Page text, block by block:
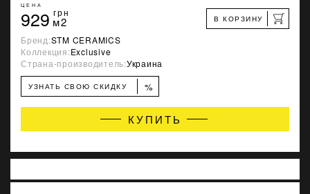
ЦЕНА
929 грн
м2 В КОРЗИНУ
Бренд:STM CERAMICS
Коллекция:Exclusive
Страна-производитель:Украина
УЗНАТЬ СВОЮ СКИДКУ %
КУПИТЬ